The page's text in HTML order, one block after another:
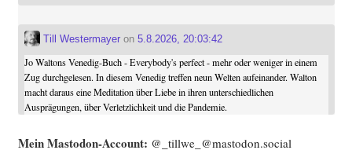
Till Westermayeron 5.8.2026, 20:03:42
Jo Waltons Venedig-Buch - Everybody's perfect - mehr oder weniger in einem
Zug durchgelesen. In diesem Venedig treffen neun Welten aufeinander. Walton
macht daraus eine Meditation über Liebe in ihren unterschiedlichen
Ausprägungen, über Verletzlichkeit und die Pandemie.
Mein Mast­o­don-Account: @_tillwe_@mastodon.social